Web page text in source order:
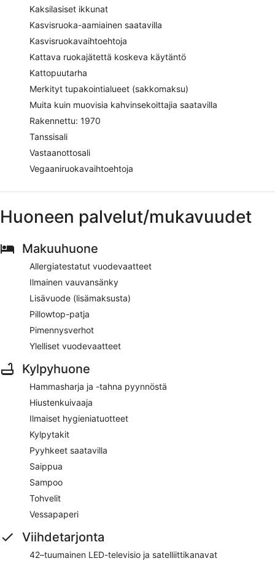
Kaksilasiset ikkunat
Kasvisruoka-aamiainen saatavilla
Kasvisruokavaihtoehtoja
Kattava ruokajätettä koskeva käytäntö
Kattopuutarha
Merkityt tupakointialueet (sakkomaksu)
Muita kuin muovisia kahvinsekoittajia saatavilla
Rakennettu: 1970
Tanssisali
Vastaanottosali
Vegaaniruokavaihtoehtoja
Huoneen palvelut/mukavuudet
Makuuhuone
Allergiatestatut vuodevaatteet
Ilmainen vauvansänky
Lisävuode (lisämaksusta)
Pillowtop-patja
Pimennysverhot
Ylelliset vuodevaatteet
Kylpyhuone
Hammasharja ja -tahna pyynnöstä
Hiustenkuivaaja
Ilmaiset hygieniatuotteet
Kylpytakit
Pyyhkeet saatavilla
Saippua
Sampoo
Tohvelit
Vessapaperi
Viihdetarjonta
42–tuumainen LED-televisio ja satelliittikanavat